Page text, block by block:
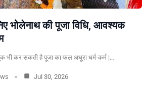
भोलेनाथ की पूजा विधि, आवश्यक
भी कर सकती है पूजा का फल अधूरा धर्म-कर्म |…
Jul 30, 2026